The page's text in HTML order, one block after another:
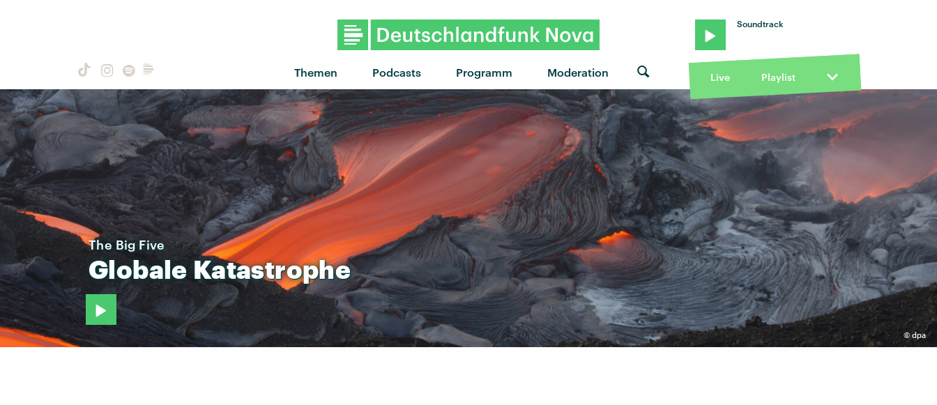
Themen Podcasts Programm Moderation
Soundtrack
Live Playlist
© dpa
The Big Five
Globale Katastrophe